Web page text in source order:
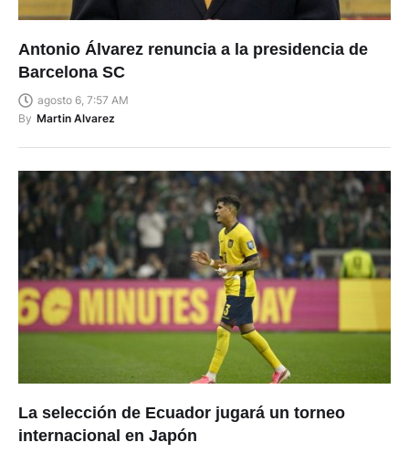
Antonio Álvarez renuncia a la presidencia de
Barcelona SC
agosto 6, 7:57 AM
By Martin Alvarez
La selección de Ecuador jugará un torneo
internacional en Japón